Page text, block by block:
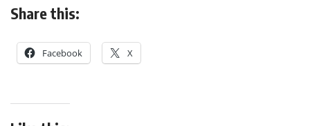
Share this:
Facebook X